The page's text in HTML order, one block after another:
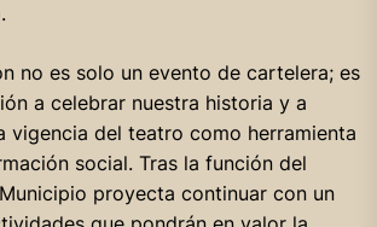
no es solo un evento de cartelera; es
a celebrar nuestra historia y a
vigencia del teatro como herramienta
social. Tras la función del
proyecta continuar con un